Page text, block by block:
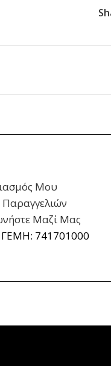
Μου
Παραγγελιών
Μαζί Μας
ΓΕΜΗ: 741701000